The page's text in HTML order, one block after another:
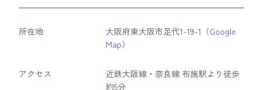
所在地 大阪府東大阪市足代1-19-1（Google
Map）
アクセス
近鉄大阪線・奈良線 布施駅より徒歩
約5分